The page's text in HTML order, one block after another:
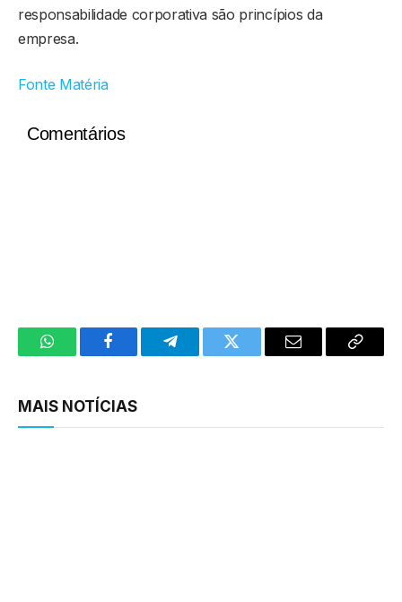
responsabilidade corporativa são princípios da
empresa.
Fonte Matéria
Comentários
WhatsAppFacebookTelegramTwitter Email
Copy
MAIS NOTÍCIAS